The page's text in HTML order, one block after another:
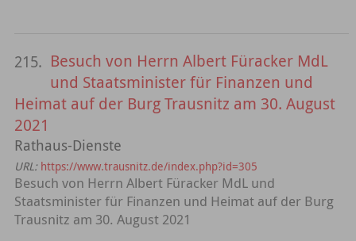
215. Besuch von Herrn Albert Füracker MdL
und Staatsminister für Finanzen und
Heimat auf der Burg Trausnitz am 30. August
2021
Rathaus-Dienste
URL: https://www.trausnitz.de/index.php?id=305
Besuch von Herrn Albert Füracker MdL und
Staatsminister für Finanzen und Heimat auf der Burg
Trausnitz am 30. August 2021